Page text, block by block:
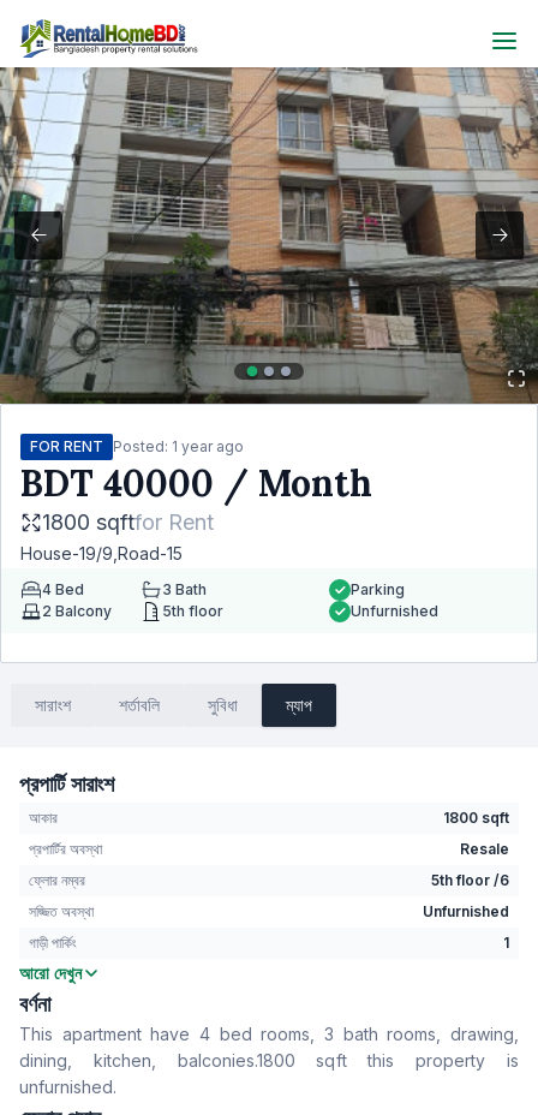
FOR RENT Posted: 1 year ago
BDT 40000 / Month
1800 sqftfor Rent
House-19/9,Road-15
4 Bed 3 Bath
2 Balcony 5th floor
Parking
Unfurnished
সারাংশ শর্তাবলি সুবিধা ম্যাপ
প্রপার্টি সারাংশ
আকার
1800 sqft
প্রপার্টির অবস্থা
Resale
ফ্লোর নম্বর
5th floor /6
সজ্জিত অবস্থা
Unfurnished
গাড়ী পার্কিং
1
বেডরুম
বাথরুম
বসার রুম
Yes
Drawing Room
Yes
খাবার রুম
আরো দেখুন
বর্ণনা
This apartment have 4 bed rooms, 3 bath rooms, drawing,
dining, kitchen, balconies.1800 sqft this property is
unfurnished.